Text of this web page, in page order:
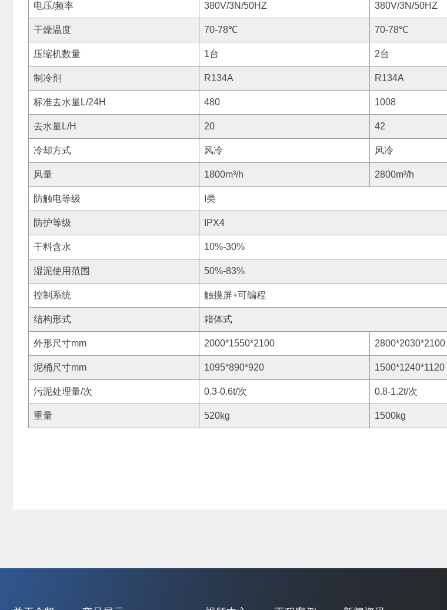
电压/频率 380V/3N/50HZ 380V/3N/50HZ
干燥温度 70-78℃ 70-78℃
压缩机数量 1台 2台
制冷剂 R134A R134A
标准去水量L/24H 480 1008
去水量L/H 20 42
冷却方式 风冷 风冷
风量 1800m³/h 2800m³/h
防触电等级 I类
防护等级 IPX4
干料含水 10%-30%
湿泥使用范围 50%-83%
控制系统 触摸屏+可编程
结构形式 箱体式
外形尺寸mm 2000*1550*2100 2800*2030*2100
泥桶尺寸mm 1095*890*920 1500*1240*1120
污泥处理量/次 0.3-0.6t/次 0.8-1.2t/次
重量 520kg 1500kg